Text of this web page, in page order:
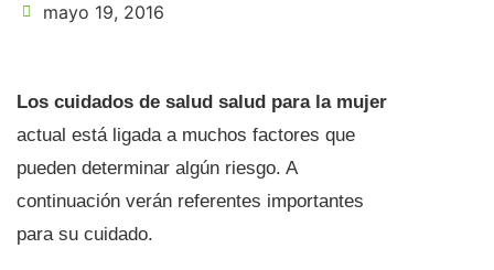
mayo 19, 2016
Los cuidados de salud salud para la mujer
actual está ligada a muchos factores que
pueden determinar algún riesgo. A
continuación verán referentes importantes
para su cuidado.